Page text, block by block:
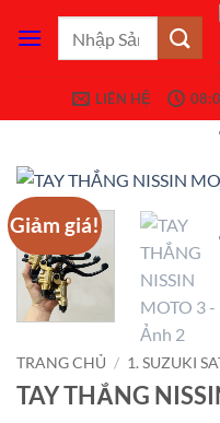
qua
LIÊN HỆ
Giảm giá!
TRANG CHỦ / 1. SUZUKI
TAY THẮNG